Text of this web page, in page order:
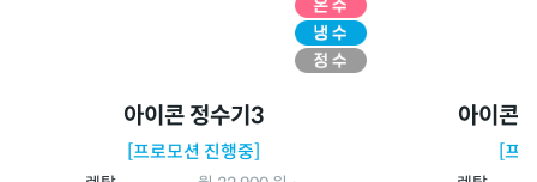
아이콘 정수기3
[프로모션 진행중]
아이콘
[프